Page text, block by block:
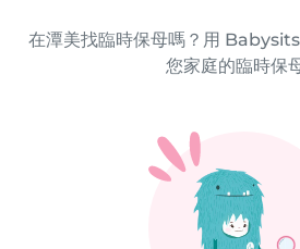
在潭美找臨時保母嗎？用
您家庭的臨時保母